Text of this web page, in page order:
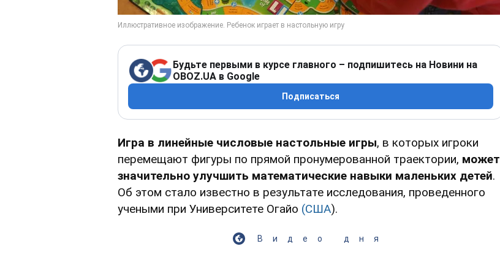
Будьте первыми в курсе главного – подпишитесь на Новини на
OBOZ.UA в Google
Подписаться
Игра в линейные числовые настольные игры, в которых игроки
перемещают фигуры по прямой пронумерованной траектории, может
значительно улучшить математические навыки маленьких детей.
Об этом стало известно в результате исследования, проведенного
учеными при Университете Огайо (США).
Видео дня